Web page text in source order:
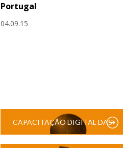
Portugal
04.09.15
CAPACITAÇÃO DIGITAL DAS